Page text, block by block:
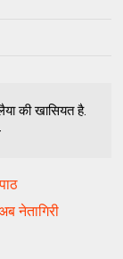
की खासियत है.
नेतागिरी